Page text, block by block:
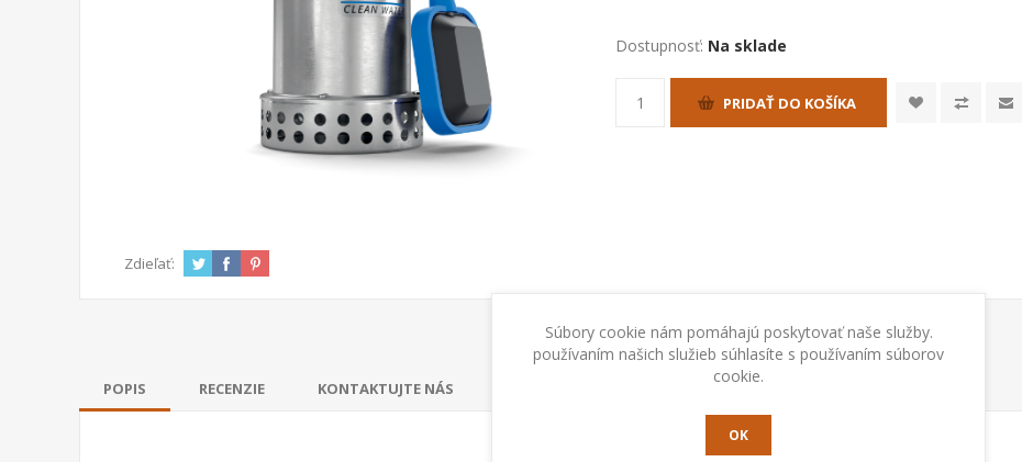
Dostupnosť: Na sklade
PRIDAŤ DO KOŠÍKA
Zdieľať:
POPIS RECENZIE KONTAKTUJTE NÁS
Súbory cookie nám pomáhajú poskytovať naše služby.
používaním našich služieb súhlasíte s používaním súborov
cookie.
OK